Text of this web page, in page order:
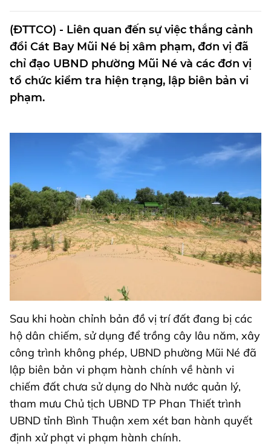
(ĐTTCO) - Liên quan đến sự việc thắng cảnh
đồi Cát Bay Mũi Né bị xâm phạm, đơn vị đã
chỉ đạo UBND phường Mũi Né và các đơn vị
tổ chức kiểm tra hiện trạng, lập biên bản vi
phạm.
Sau khi hoàn chỉnh bản đồ vị trí đất đang bị các
hộ dân chiếm, sử dụng để trồng cây lâu năm, xây
công trình không phép, UBND phường Mũi Né đã
lập biên bản vi phạm hành chính về hành vi
chiếm đất chưa sử dụng do Nhà nước quản lý,
tham mưu Chủ tịch UBND TP Phan Thiết trình
UBND tỉnh Bình Thuận xem xét ban hành quyết
định xử phạt vi phạm hành chính.